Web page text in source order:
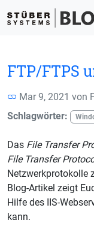
FTP/FTPS
Mar 9, 2021 von
Schlagwörter:
Das File Transfer
File Transfer
Netzwerkprotokolle
Blog-Artikel zeigt
Hilfe des IIS-
kann.